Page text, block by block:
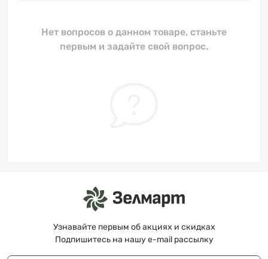
Нет вопросов о данном товаре, станьте
первым и задайте свой вопрос.
Узнавайте первым об акциях и скидках
Подпишитесь на нашу e-mail рассылку